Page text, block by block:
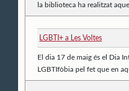
la biblioteca ha realitzat
LGBTI+ a Les Voltes
El dia 17 de maig és el Dia
LGBTIfòbia pel fet que en